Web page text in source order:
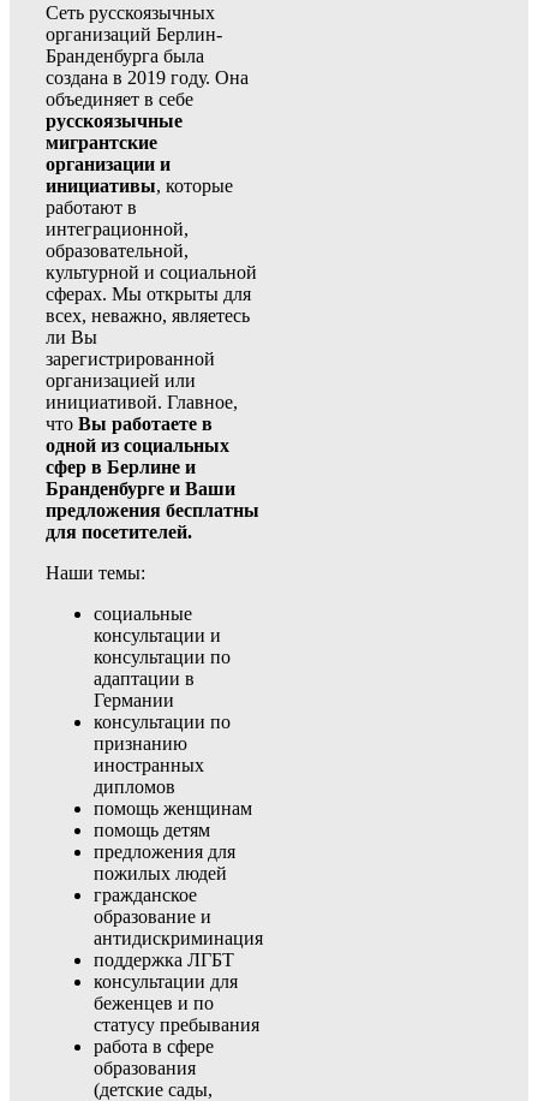
Сеть русскоязычных
организаций Берлин-
Бранденбурга была
создана в 2019 году. Она
объединяет в себе
русскоязычные
мигрантские
организации и
инициативы, которые
работают в
интеграционной,
образовательной,
культурной и социальной
сферах. Мы открыты для
всех, неважно, являетесь
ли Вы
зарегистрированной
организацией или
инициативой. Главное,
что Вы работаете в
одной из социальных
сфер в Берлине и
Бранденбурге и Ваши
предложения бесплатны
для посетителей.
Наши темы:
социальные
консультации и
консультации по
адаптации в
Германии
консультации по
признанию
иностранных
дипломов
помощь женщинам
помощь детям
предложения для
пожилых людей
гражданское
образование и
антидискриминация
поддержка ЛГБТ
консультации для
беженцев и по
статусу пребывания
работа в сфере
образования
(детские сады,